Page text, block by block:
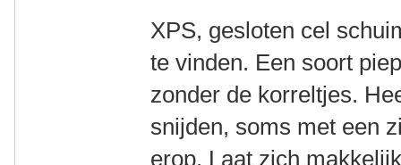
XPS, gesloten cel
te vinden. Een soort
zonder de korreltjes.
snijden, soms met een
erop. Laat zich